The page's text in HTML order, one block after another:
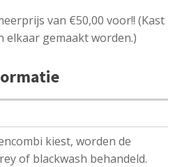
van €50,00 voor!! (Kast
elkaar gemaakt worden.)
kiest, worden de
of blackwash behandeld.